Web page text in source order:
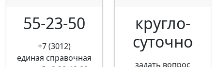
55-23-50
+7 (3012)
единая справочная
кругло­
суточно
задать вопрос